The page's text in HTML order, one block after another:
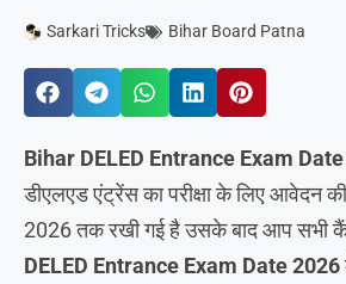
Sarkari Tricks Bihar Board Patna
Bihar DELED Entrance Exam
डीएलएड एंट्रेंस का परीक्षा के लिए आवेदन
2026 तक रखी गई है उसके बाद आप सभी
DELED Entrance Exam Date 2026